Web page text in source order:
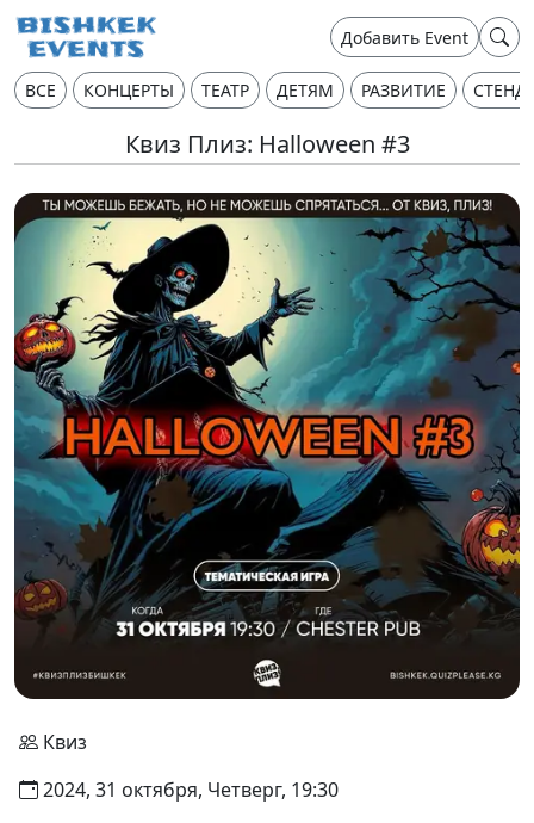
Добавить Event
ВСЕ КОНЦЕРТЫ ТЕАТР ДЕТЯМ РАЗВИТИЕ
Квиз Плиз: Halloween #3
Квиз
2024, 31 октября, Четверг, 19:30